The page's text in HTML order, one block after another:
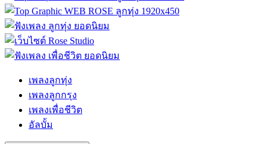
เพลงลูกทุ่ง
เพลงลูกกรุง
เพลงเพื่อชีวิต
อัลบั้ม